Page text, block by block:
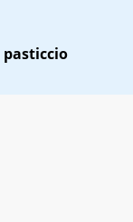
pasticcio